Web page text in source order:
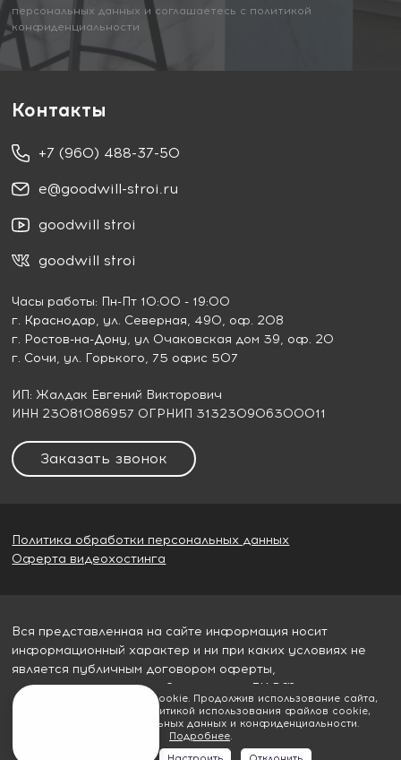
персональных данных и соглашаетесь с политикой
конфиденциальности
Контакты
+7 (960) 488-37-50
e@goodwill-stroi.ru
goodwill stroi
goodwill stroi
Часы работы: Пн-Пт 10:00 - 19:00
г. Краснодар, ул. Северная, 490, оф. 208
г. Ростов-на-Дону, ул Очаковская дом 39, оф. 20
г. Сочи, ул. Горького, 75 офис 507
ИП: Жалдак Евгений Викторович
ИНН 23081086957 ОГРНИП 313230906300011
Заказать звонок
Политика обработки персональных данных
Оферта видеохостинга
Вся представленная на сайте информация носит
информационный характер и ни при каких условиях не
является публичным договором оферты,
определяемым пунктом 2 статьи 437 ГК РФ
Мы используем файлы cookie. Продолжив использование сайта,
Вы соглашаетесь с политикой использования файлов cookie,
обработки персональных данных и конфиденциальности.
Подробнее.